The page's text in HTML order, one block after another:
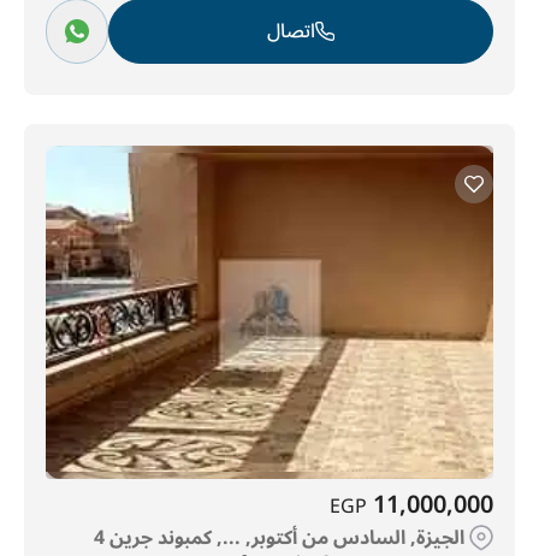
اتصال
11,000,000
EGP
الجيزة, السادس من أكتوبر, ..., كمبوند جرين 4